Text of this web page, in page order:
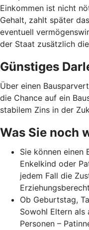
Einkommen ist nicht
Gehalt, zahlt später
eventuell
der Staat zusätzlich
Günstiges
Über einen
die Chance auf ein
stabilem Zins in der
Was Sie noch
Sie können einen
Enkelkind oder
jedem Fall die
Ob Geburtstag,
Sowohl Eltern als
Personen –